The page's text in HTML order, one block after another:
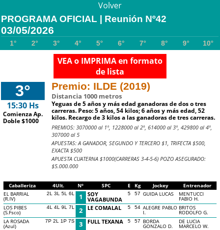
Volver
PROGRAMA OFICIAL | Reunión Nº42
03/05/2026
1° 2° 3° 4° 5° 6° 7° 8° 9° 10°
VEA o IMPRIMA en formato
de lista
3°
15:30 Hs
Comienza Ap.
Doble $1000
Premio: ILDE (2019)
Distancia 1000 metros
Yeguas de 5 años y más edad ganadoras de dos o tres
carreras. Peso: 5 años, 54 kilos; 6 años y más edad, 52
kilos. Recargo de 3 kilos a las ganadoras de tres carreras.
PREMIOS: 3070000 al 1º, 1228000 al 2º, 614000 al 3º, 429800 al 4º,
307000 al 5
APUESTAS: A GANADOR, SEGUNDO Y TERCERO $1, TRIFECTA $500,
EXACTA $500
APUESTA CUATERNA $1000(CARRERAS 3-4-5-6) POZO ASEGURADO:
$5.000.000
Caballeriza 4Ult. Nº SPC E Kg Jockey Entrenador
EL BARRIAL
(R.IV)
2L 3L 5L 6L 1 SOY
VAGABUNDA
5 57 GUIDA LUCAS MENTUCCI
FABIO H.
LOS PIBES
(S.Fsco)
4L 4L 9L 7L 2 LE COMALAL 5 54 ALEGRE PABLO
I.
BRITOS
RODOLFO G.
LA ROSADA
(Azul)
7P 2L 1P 7S 3 FULL TEXANA 5 57 BORDA
GONZALO D.
DE LUCIA
MARCELO W.